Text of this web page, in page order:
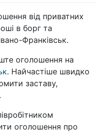
від приватних
в борг та
Франківськ.
оголошення на
. Найчастіше швидко
заставу,
оголошення про